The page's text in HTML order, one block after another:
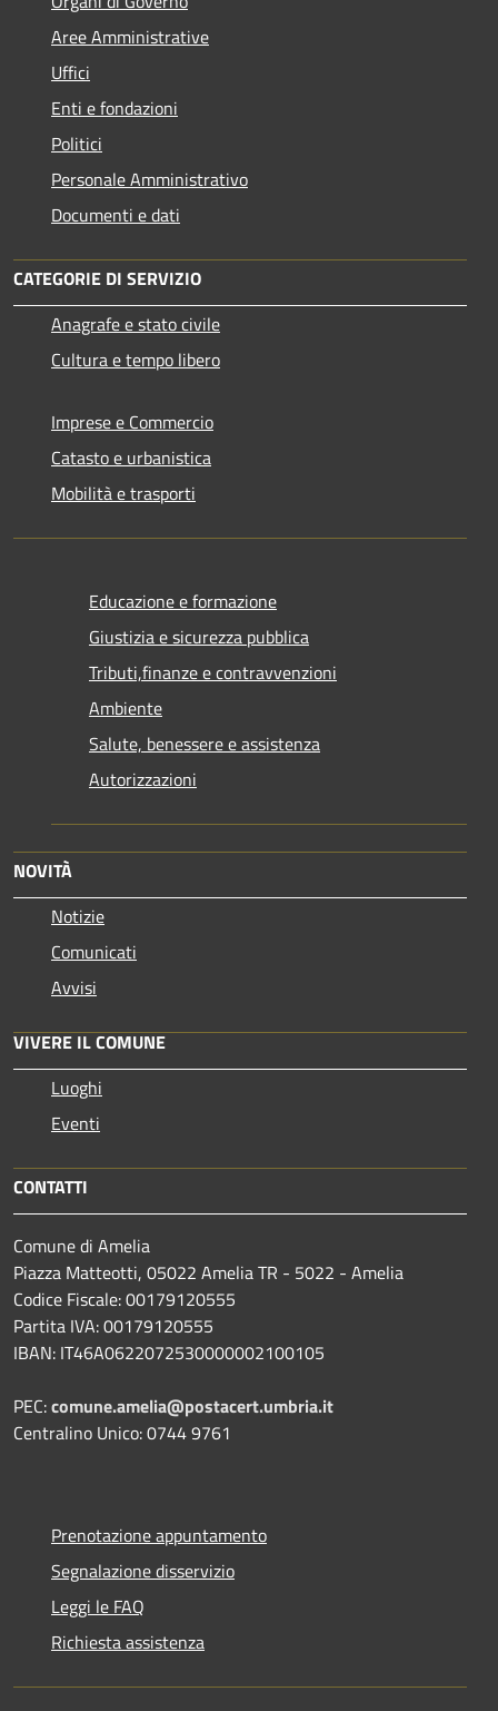
Aree Amministrative
Uffici
Enti e fondazioni
Politici
Personale Amministrativo
Documenti e dati
CATEGORIE DI SERVIZIO
Anagrafe e stato civile
Cultura e tempo libero
Imprese e Commercio
Catasto e urbanistica
Mobilità e trasporti
Educazione e formazione
Giustizia e sicurezza pubblica
Tributi,finanze e contravvenzioni
Ambiente
Salute, benessere e assistenza
Autorizzazioni
NOVITÀ
Notizie
Comunicati
Avvisi
VIVERE IL COMUNE
Luoghi
Eventi
CONTATTI
Comune di Amelia
Piazza Matteotti, 05022 Amelia TR - 5022 - Amelia
Codice Fiscale: 00179120555
Partita IVA: 00179120555
IBAN: IT46A0622072530000002100105
PEC:comune.amelia@postacert.umbria.it
Centralino Unico: 0744 9761
Prenotazione appuntamento
Segnalazione disservizio
Leggi le FAQ
Richiesta assistenza